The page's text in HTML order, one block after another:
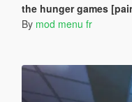
the hunger games
By mod menu fr